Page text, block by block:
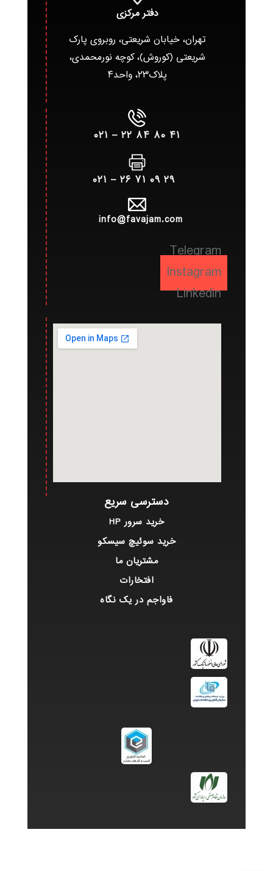
دفتر مرکزی
تهران، خیابان شریعتی، روبروی پارک
شریعتی (کوروش)، کوچه نورمحمدی،
پلاک۲۳، واحد۴
۴۱ ۸۰ ۸۴ ۲۲ – ۰۲۱
۲۹ ۰۹ ۷۱ ۲۶ – ۰۲۱
info@favajam.com
Telegram
Instagram
Linkedin
دسترسی سریع
خرید سرور HP
خرید سوئیچ سیسکو
مشتریان ما
افتخارات
فاواجم در یک نگاه